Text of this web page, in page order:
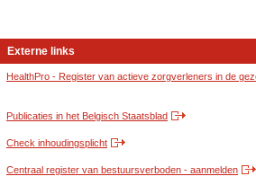
Externe links
HealthPro - Register van actieve zorgverleners in de
Publicaties in het Belgisch Staatsblad
Check inhoudingsplicht
Centraal register van bestuursverboden - aanmelden